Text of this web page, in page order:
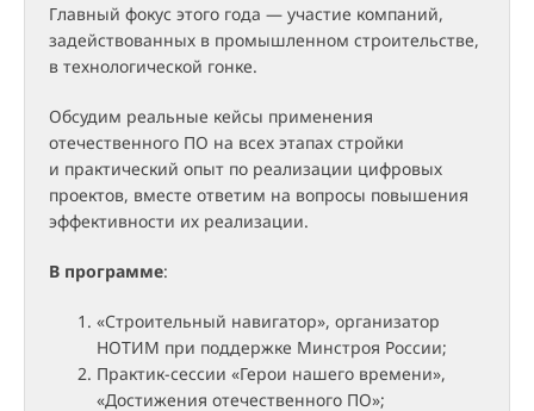
Главный фокус этого года — участие компаний,
задействованных в промышленном строительстве,
в технологической гонке.
Обсудим реальные кейсы применения
отечественного ПО на всех этапах стройки
и практический опыт по реализации цифровых
проектов, вместе ответим на вопросы повышения
эффективности их реализации.
В программе:
«Строительный навигатор», организатор
НОТИМ при поддержке Минстроя России;
Практик-сессии «Герои нашего времени»,
«Достижения отечественного ПО»;